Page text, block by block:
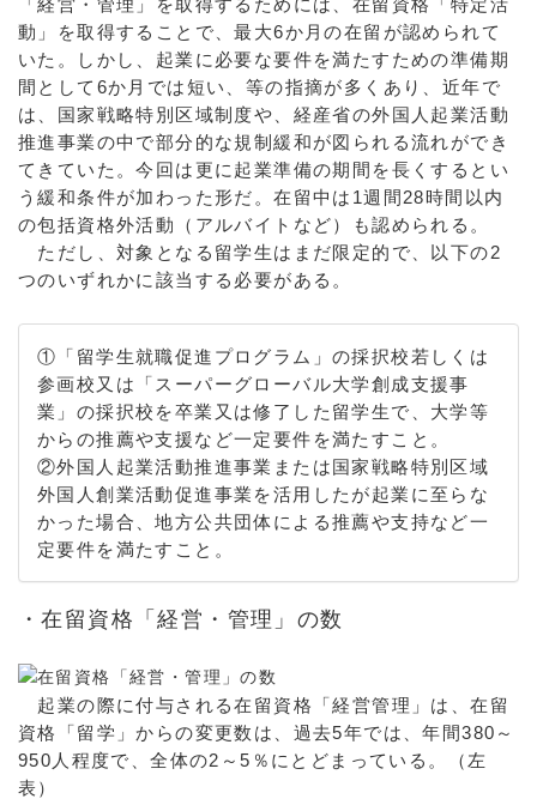
動」を取得することで、最大6か月の在留が認められて
いた。しかし、起業に必要な要件を満たすための準備期
間として6か月では短い、等の指摘が多くあり、近年で
は、国家戦略特別区域制度や、経産省の外国人起業活動
推進事業の中で部分的な規制緩和が図られる流れができ
てきていた。今回は更に起業準備の期間を長くするとい
う緩和条件が加わった形だ。在留中は1週間28時間以内
の包括資格外活動（アルバイトなど）も認められる。
ただし、対象となる留学生はまだ限定的で、以下の2
つのいずれかに該当する必要がある。
①「留学生就職促進プログラム」の採択校若しくは
参画校又は「スーパーグローバル大学創成支援事
業」の採択校を卒業又は修了した留学生で、大学等
からの推薦や支援など一定要件を満たすこと。
②外国人起業活動推進事業または国家戦略特別区域
外国人創業活動促進事業を活用したが起業に至らな
かった場合、地方公共団体による推薦や支持など一
定要件を満たすこと。
・在留資格「経営・管理」の数
起業の際に付与される在留資格「経営管理」は、在留
資格「留学」からの変更数は、過去5年では、年間380～
950人程度で、全体の2～5％にとどまっている。（左
表）